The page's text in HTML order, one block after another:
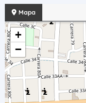
Mapa
+
−